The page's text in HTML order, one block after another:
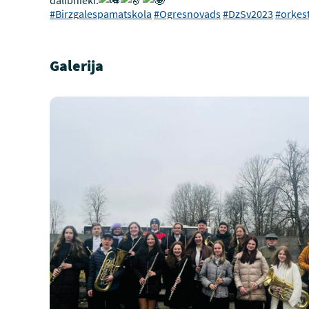
#Birzgalespamatskola #Ogresnovads#DzSv2023
Galerija